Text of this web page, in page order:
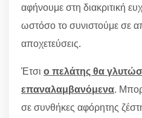
αφήνουμε στη διακριτική
ωστόσο το συνιστούμε σε
αποχετεύσεις.
Έτσι ο πελάτης θα
επαναλαμβανόμενα.
σε συνθήκες αφόρητης